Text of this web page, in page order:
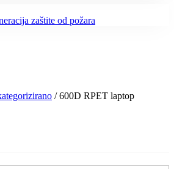
zaštite od požara
/ 600D RPET laptop